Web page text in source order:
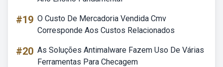
#19 O Custo De Mercadoria Vendida Cmv
Corresponde Aos Custos Relacionados
#20 As Soluções Antimalware Fazem Uso De Várias
Ferramentas Para Checagem